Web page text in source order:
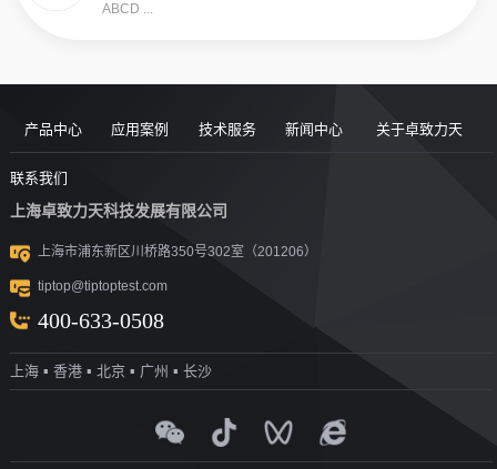
ABCD ...
产品中心
道路现场检
测设备
沥青/沥青胶
结料测试设
沥青混合料
土力学测试
设备
岩石力学测
试设备
集料/水泥/混
应用案例
视频
技术服务
团队风采
UTM升级
技术答疑
新闻中心 关于卓致力天
合作伙伴
联系我们
上海卓致力天科技发展有限公司
上海市浦东新区川桥路350号302室（201206）
tiptop@tiptoptest.com
400-633-0508
上海 ▪ 香港 ▪ 北京 ▪ 广州 ▪ 长沙